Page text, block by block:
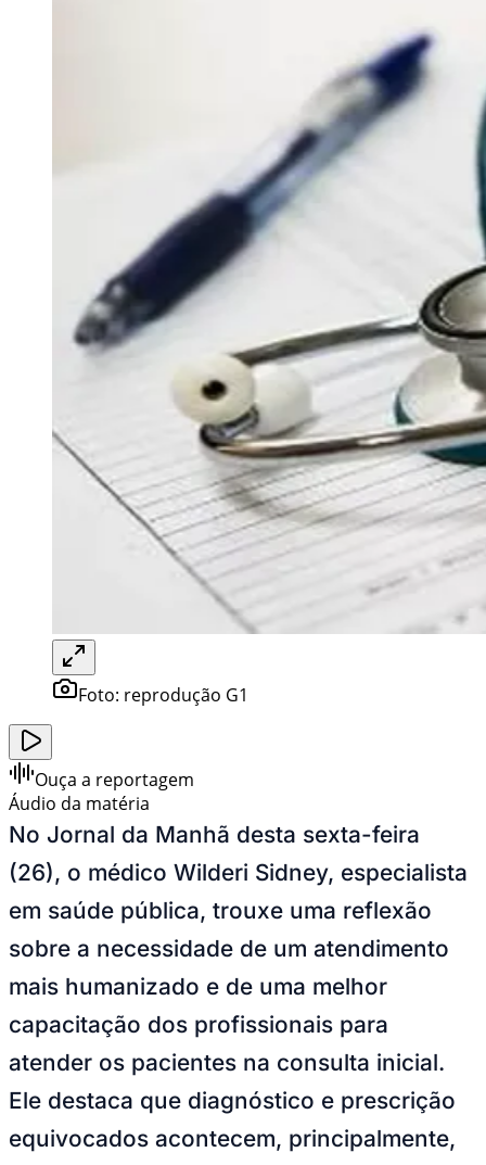
Foto: reprodução G1
Ouça a reportagem
Áudio da matéria
No Jornal da Manhã desta sexta-feira
(26), o médico Wilderi Sidney, especialista
em saúde pública, trouxe uma reflexão
sobre a necessidade de um atendimento
mais humanizado e de uma melhor
capacitação dos profissionais para
atender os pacientes na consulta inicial.
Ele destaca que diagnóstico e prescrição
equivocados acontecem, principalmente,